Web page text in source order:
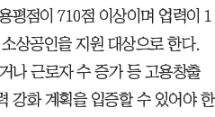
평점이 710점 이상이며 업력이 1
상공인을 지원 대상으로 한다.
나 근로자 수 증가 등 고용창출
강화 계획을 입증할 수 있어야 한